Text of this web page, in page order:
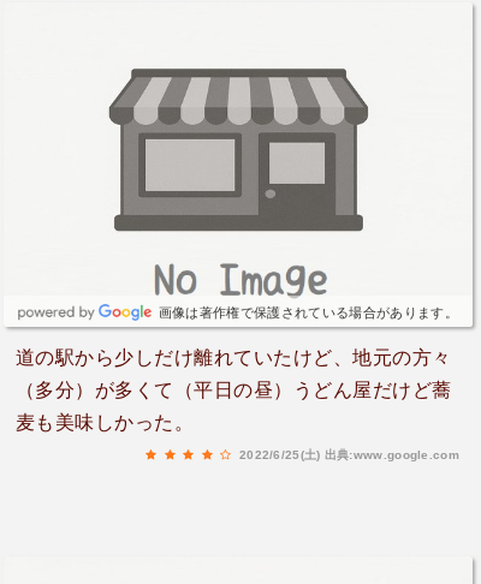
画像は著作権で保護されている場合があります。
道の駅から少しだけ離れていたけど、地元の方々
（多分）が多くて（平日の昼）うどん屋だけど蕎
麦も美味しかった。
2022/6/25(土) 出典:www.google.com